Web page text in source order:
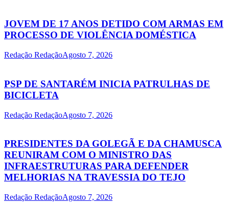
JOVEM DE 17 ANOS DETIDO COM ARMAS EM
PROCESSO DE VIOLÊNCIA DOMÉSTICA
Redação RedaçãoAgosto 7, 2026
PSP DE SANTARÉM INICIA PATRULHAS DE
BICICLETA
Redação RedaçãoAgosto 7, 2026
PRESIDENTES DA GOLEGÃ E DA CHAMUSCA
REUNIRAM COM O MINISTRO DAS
INFRAESTRUTURAS PARA DEFENDER
MELHORIAS NA TRAVESSIA DO TEJO
Redação RedaçãoAgosto 7, 2026